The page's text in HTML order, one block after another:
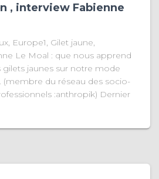
, interview Fabienne
Europe1, Gilet jaune,
Le Moal : que nous apprend
jaunes sur notre mode
du réseau des socio-
:anthropik) Dernier